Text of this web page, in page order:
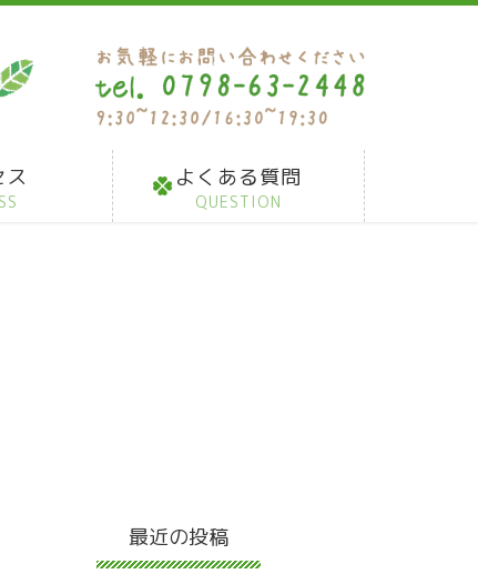
よくある質問
QUESTION
最近の投稿